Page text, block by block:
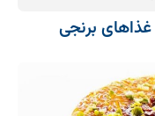
برنجی